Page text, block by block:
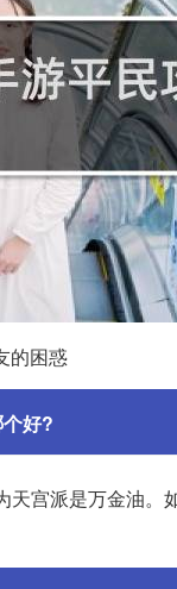
的困惑
好?
宫派是万金油